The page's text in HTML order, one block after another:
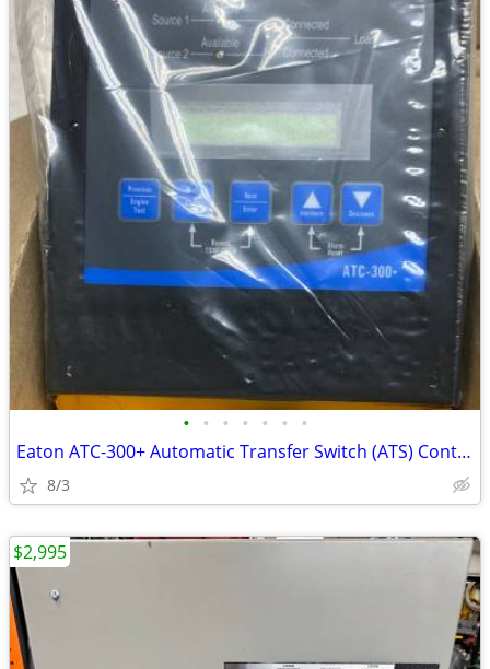
• • • • • • •
Eaton ATC-300+ Automatic Transfer Switch (ATS) Controller, 4.3 - NEW
8/3
$2,995